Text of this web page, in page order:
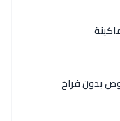
بدون فراخ